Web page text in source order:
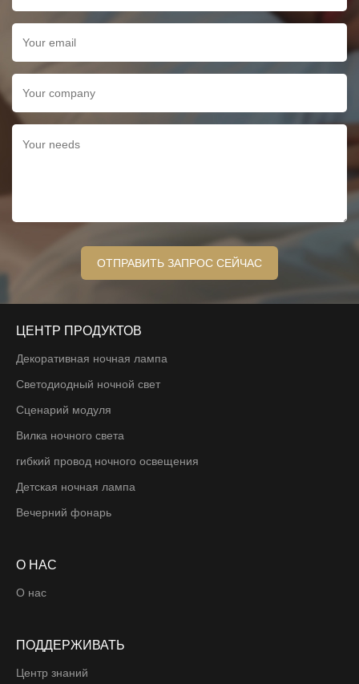
ЦЕНТР ПРОДУКТОВ
Декоративная ночная лампа
Светодиодный ночной свет
Сценарий модуля
Вилка ночного света
гибкий провод ночного освещения
Детская ночная лампа
Вечерний фонарь
О НАС
О нас
ПОДДЕРЖИВАТЬ
Центр знаний